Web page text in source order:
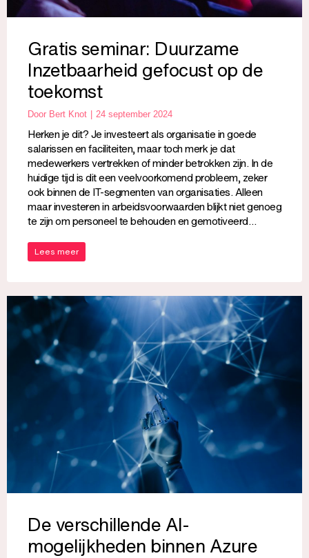
Gratis seminar: Duurzame
Inzetbaarheid gefocust op de
toekomst
Door Bert Knot 24 september 2024
Herken je dit? Je investeert als organisatie in goede
salarissen en faciliteiten, maar toch merk je dat
medewerkers vertrekken of minder betrokken zijn. In de
huidige tijd is dit een veelvoorkomend probleem, zeker
ook binnen de IT-segmenten van organisaties. Alleen
maar investeren in arbeidsvoorwaarden blijkt niet genoeg
te zijn om personeel te behouden en gemotiveerd…
Lees meer
De verschillende AI-
mogelijkheden binnen Azure